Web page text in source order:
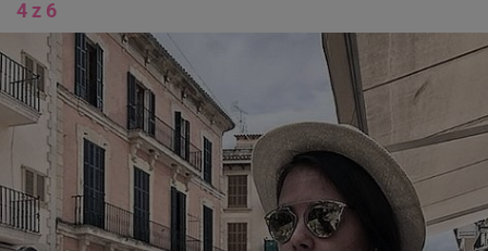
4 z 6